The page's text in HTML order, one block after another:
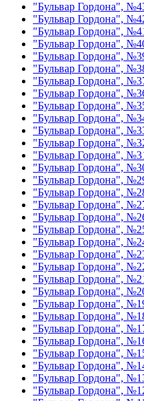
"Бульвар Гордона",
"Бульвар Гордона",
"Бульвар Гордона",
"Бульвар Гордона",
"Бульвар Гордона",
"Бульвар Гордона",
"Бульвар Гордона",
"Бульвар Гордона",
"Бульвар Гордона",
"Бульвар Гордона",
"Бульвар Гордона",
"Бульвар Гордона",
"Бульвар Гордона",
"Бульвар Гордона",
"Бульвар Гордона",
"Бульвар Гордона",
"Бульвар Гордона",
"Бульвар Гордона",
"Бульвар Гордона",
"Бульвар Гордона",
"Бульвар Гордона",
"Бульвар Гордона",
"Бульвар Гордона",
"Бульвар Гордона",
"Бульвар Гордона",
"Бульвар Гордона",
"Бульвар Гордона",
"Бульвар Гордона",
"Бульвар Гордона",
"Бульвар Гордона",
"Бульвар Гордона",
"Бульвар Гордона",